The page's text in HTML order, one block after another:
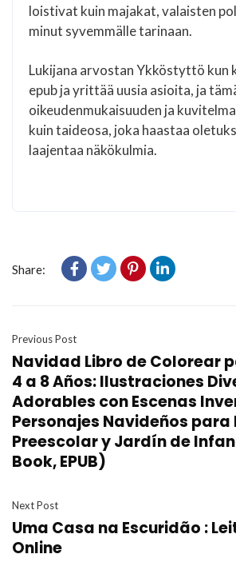
loistivat kuin majakat, valaisten
minut syvemmälle tarinaan.
Lukijana arvostan Ykköstyttö kun
epub ja yrittää uusia asioita, ja
oikeudenmukaisuuden ja
kuin taideosa, joka haastaa
laajentaa näkökulmia.
Share:
Previous Post
Navidad Libro de Colorear
4 a 8 Años: Ilustraciones
Adorables con Escenas
Personajes Navideños para
Preescolar y Jardín de
Book, EPUB)
Next Post
Uma Casa na Escuridão :
Online